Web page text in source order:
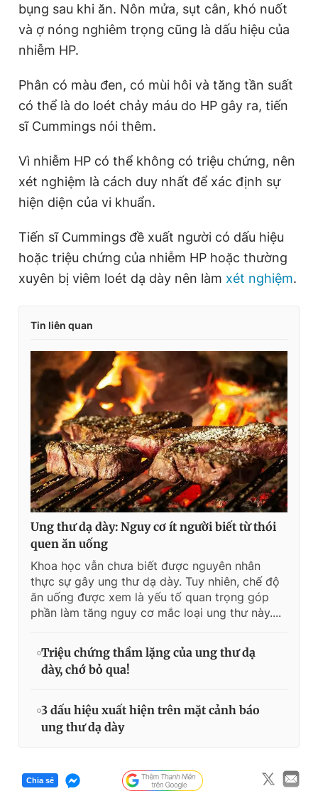
bụng sau khi ăn. Nôn mửa, sụt cân, khó nuốt
và ợ nóng nghiêm trọng cũng là dấu hiệu của
nhiễm HP.
Phân có màu đen, có mùi hôi và tăng tần suất
có thể là do loét chảy máu do HP gây ra, tiến
sĩ Cummings nói thêm.
Vì nhiễm HP có thể không có triệu chứng, nên
xét nghiệm là cách duy nhất để xác định sự
hiện diện của vi khuẩn.
Tiến sĩ Cummings đề xuất người có dấu hiệu
hoặc triệu chứng của nhiễm HP hoặc thường
xuyên bị viêm loét dạ dày nên làm xét nghiệm.
Tin liên quan
Ung thư dạ dày: Nguy cơ ít người biết từ thói
quen ăn uống
Khoa học vẫn chưa biết được nguyên nhân
thực sự gây ung thư dạ dày. Tuy nhiên, chế độ
ăn uống được xem là yếu tố quan trọng góp
phần làm tăng nguy cơ mắc loại ung thư này....
Triệu chứng thầm lặng của ung thư dạ
dày, chớ bỏ qua!
3 dấu hiệu xuất hiện trên mặt cảnh báo
ung thư dạ dày
Chia sẻ